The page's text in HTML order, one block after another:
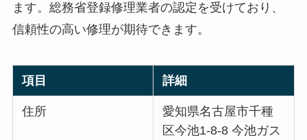
ます。総務省登録修理業者の認定を受けており、
信頼性の高い修理が期待できます。
項目 詳細
住所
愛知県名古屋市千種
区今池1-8-8 今池ガス